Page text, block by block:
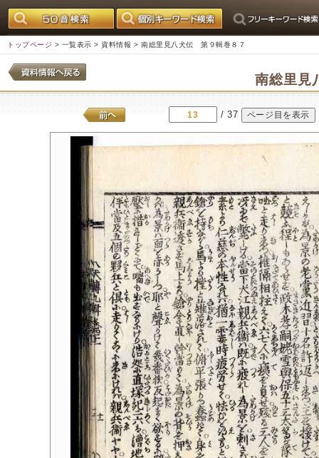
トップページ > 一覧表示 > 資料情報 > 南総里見八犬伝 第９輯巻８７
南総里見
/ 37